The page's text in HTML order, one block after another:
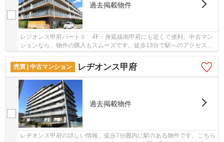
過去掲載物件
レジオンス甲府パートⅡ 4F：身延線南甲府にも近くて便利。中古マン
ションなら、物件の購入もスムーズです。徒歩13分で駅へのアクセスが
売買 | 中古マンション
レヂオンス甲府
過去掲載物件
レヂオンス甲府の詳しい情報。徒歩7分圏内に駅のある物件です。こちら